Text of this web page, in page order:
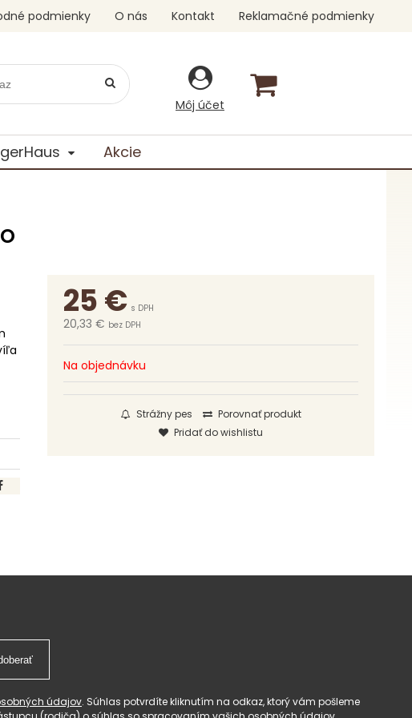
Môj účet
podmienky O nás Kontakt Reklamačné podmienky
Akcie
25€ s DPH
20,33 € bez DPH
Na objednávku
Strážny pes
Porovnať produkt
Pridať do wishlistu
údajov. Súhlas potvrdíte kliknutím na odkaz, ktorý vám pošleme